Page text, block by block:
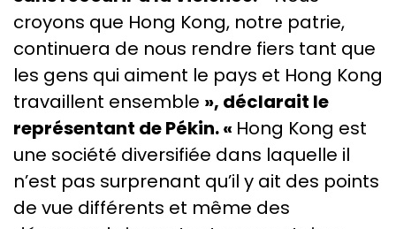
croyons que Hong Kong, notre patrie,
continuera de nous rendre fiers tant que
les gens qui aiment le pays et Hong Kong
travaillent ensemble », déclarait le
représentant de Pékin. « Hong Kong est
une société diversifiée dans laquelle il
n’est pas surprenant qu’il y ait des points
de vue différents et même des